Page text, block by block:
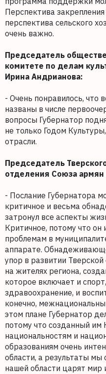
Перспектива
перспектива сельского
очень важно.
Председатель
комитете по делам
Ирина Андрианова:
- Очень понравилось, что
названы в числе
вопросы Губернатор
не только Годом
отрасли.
Председатель
отделения Союза армян
- Послание Губернатора
критичное и весьма
затронул все аспекты
Критичное, потому что он
проблемам в
аппарате.
упор в развитии
на жителях региона,
которое включает и
здравоохранение, и
конечно,
этом плане Губернатор
потому что созданный им
национальностям и
образованиям очень
области, а результаты мы
нашей области царят мир